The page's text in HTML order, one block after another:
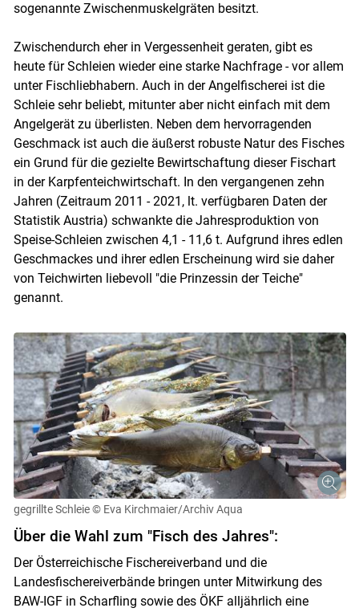
sogenannte Zwischenmuskelgräten besitzt.
Zwischendurch eher in Vergessenheit geraten, gibt es
heute für Schleien wieder eine starke Nachfrage - vor allem
unter Fischliebhabern. Auch in der Angelfischerei ist die
Schleie sehr beliebt, mitunter aber nicht einfach mit dem
Angelgerät zu überlisten. Neben dem hervorragenden
Geschmack ist auch die äußerst robuste Natur des Fisches
ein Grund für die gezielte Bewirtschaftung dieser Fischart
in der Karpfenteichwirtschaft. In den vergangenen zehn
Jahren (Zeitraum 2011 - 2021, lt. verfügbaren Daten der
Statistik Austria) schwankte die Jahresproduktion von
Speise-Schleien zwischen 4,1 - 11,6 t. Aufgrund ihres edlen
Geschmackes und ihrer edlen Erscheinung wird sie daher
von Teichwirten liebevoll "die Prinzessin der Teiche"
genannt.
gegrillte Schleie © Eva Kirchmaier/Archiv Aqua
Über die Wahl zum "Fisch des Jahres":
Der Österreichische Fischereiverband und die
Landesfischereiverbände bringen unter Mitwirkung des
BAW-IGF in Scharfling sowie des ÖKF alljährlich eine